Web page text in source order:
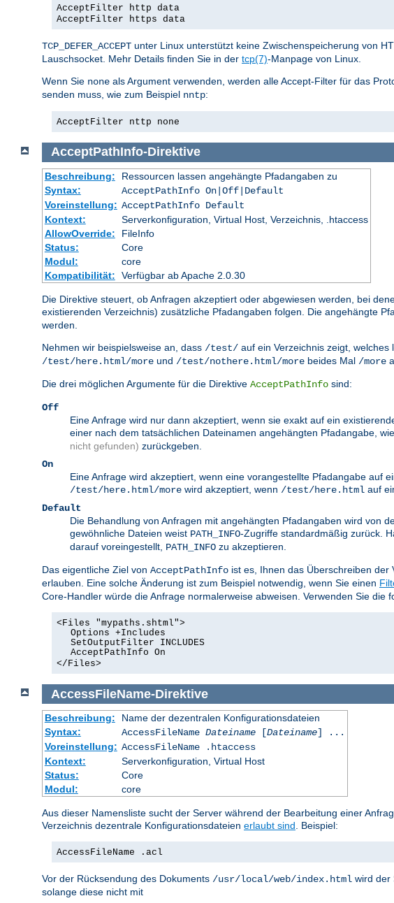
AcceptFilter http data
AcceptFilter https data
TCP_DEFER_ACCEPT unter Linux unterstützt keine Zwischenspeicherung von
Lauschsocket. Mehr Details finden Sie in der tcp(7)-Manpage von Linux.
Wenn Sie none als Argument verwenden, werden alle Accept-Filter für das
senden muss, wie zum Beispiel nntp:
AcceptFilter nttp none
AcceptPathInfo-Direktive
Beschreibung:
Ressourcen lassen angehängte Pfadangaben zu
Syntax:
AcceptPathInfo On|Off|Default
Voreinstellung: AcceptPathInfo Default
Kontext:
Serverkonfiguration, Virtual Host, Verzeichnis, .htaccess
AllowOverride:
FileInfo
Status:
Core
Modul:
core
Kompatibilität:
Verfügbar ab Apache 2.0.30
Die Direktive steuert, ob Anfragen akzeptiert oder abgewiesen werden, bei
existierenden Verzeichnis) zusätzliche Pfadangaben folgen. Die angehängte
werden.
Nehmen wir beispielsweise an, dass /test/ auf ein Verzeichnis zeigt, welches
/test/here.html/more und /test/nothere.html/more beides Mal /more
Die drei möglichen Argumente für die Direktive AcceptPathInfo sind:
Off
Eine Anfrage wird nur dann akzeptiert, wenn sie exakt auf ein
einer nach dem tatsächlichen Dateinamen angehängten Pfadangabe, wie
nicht gefunden) zurückgeben.
On
Eine Anfrage wird akzeptiert, wenn eine vorangestellte Pfadangabe auf
/test/here.html/more wird akzeptiert, wenn /test/here.html auf
Default
Die Behandlung von Anfragen mit angehängten Pfadangaben wird von
gewöhnliche Dateien weist PATH_INFO-Zugriffe standardmäßig zurück.
darauf voreingestellt, PATH_INFO zu akzeptieren.
Das eigentliche Ziel von AcceptPathInfo ist es, Ihnen das Überschreiben der
erlauben. Eine solche Änderung ist zum Beispiel notwendig, wenn Sie einen
Core-Handler würde die Anfrage normalerweise abweisen. Verwenden Sie die
<Files "mypaths.shtml">
Options +Includes
SetOutputFilter INCLUDES
AcceptPathInfo On
</Files>
AccessFileName-Direktive
Beschreibung:
Name der dezentralen Konfigurationsdateien
Syntax:
AccessFileName Dateiname[Dateiname] ...
Voreinstellung: AccessFileName .htaccess
Kontext:
Serverkonfiguration, Virtual Host
Status:
Core
Modul:
core
Aus dieser Namensliste sucht der Server während der Bearbeitung einer
Verzeichnis dezentrale Konfigurationsdateien erlaubt sind. Beispiel:
AccessFileName .acl
Vor der Rücksendung des Dokuments /usr/local/web/index.html wird der
solange diese nicht mit